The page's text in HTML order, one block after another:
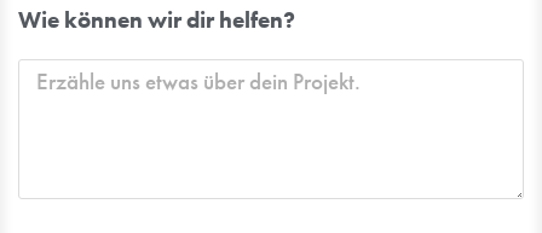
Wie können wir dir helfen?